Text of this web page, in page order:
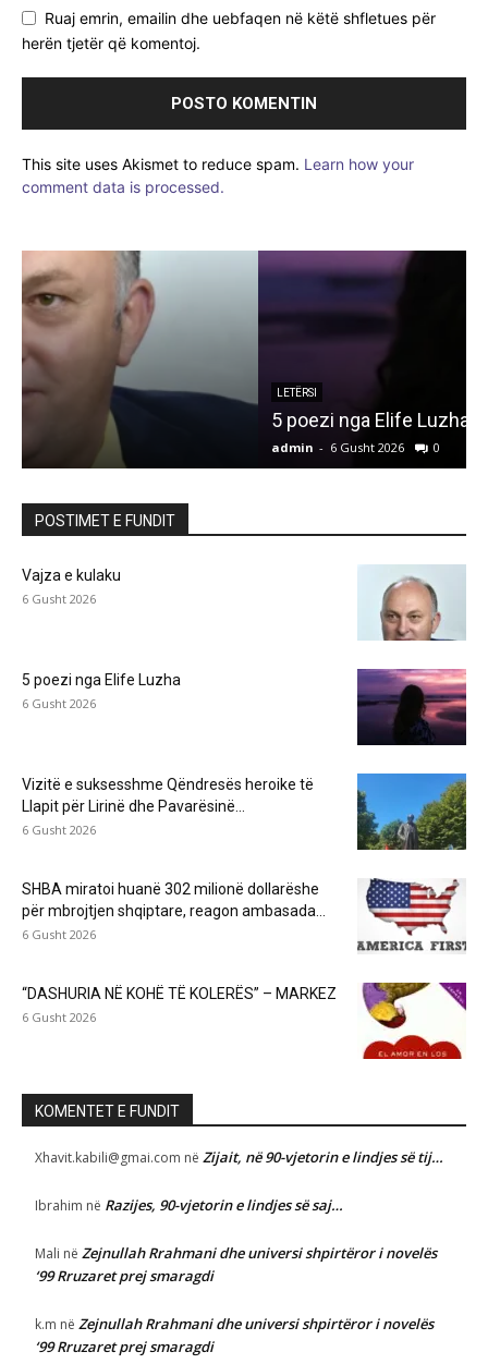
Ruaj emrin, emailin dhe uebfaqen në këtë shfletues për
herën tjetër që komentoj.
This site uses Akismet to reduce spam. Learn how your
comment data is processed.
LETËRSI
5 poezi nga Elife Luzha
6 Gusht 2026
POSTIMET E FUNDIT
Vajza e kulaku
6 Gusht 2026
5 poezi nga Elife Luzha
6 Gusht 2026
Vizitë e suksesshme Qëndresës heroike të
Llapit për Lirinë dhe Pavarësinë...
6 Gusht 2026
SHBA miratoi huanë 302 milionë dollarëshe
për mbrojtjen shqiptare, reagon ambasada...
6 Gusht 2026
“DASHURIA NË KOHË TË KOLERËS” – MARKEZ
6 Gusht 2026
KOMENTET E FUNDIT
Xhavit.kabili@gmai.com në Zijait, në 90-vjetorin e lindjes së tij…
Ibrahim në Razijes, 90-vjetorin e lindjes së saj…
Mali në Zejnullah Rrahmani dhe universi shpirtëror i novelës
‘99 Rruzaret prej smaragdi
k.m në Zejnullah Rrahmani dhe universi shpirtëror i novelës
‘99 Rruzaret prej smaragdi